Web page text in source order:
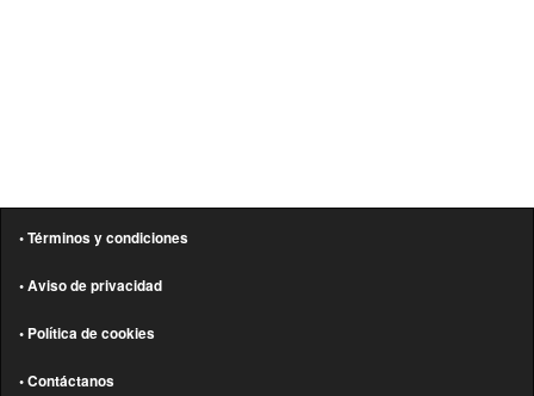
• Términos y condiciones
• Aviso de privacidad
• Política de cookies
• Contáctanos